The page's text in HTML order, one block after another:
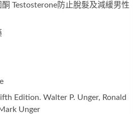
Testosterone防止脫髮及減緩男性
Edition. Walter P. Unger, Ronald
Unger